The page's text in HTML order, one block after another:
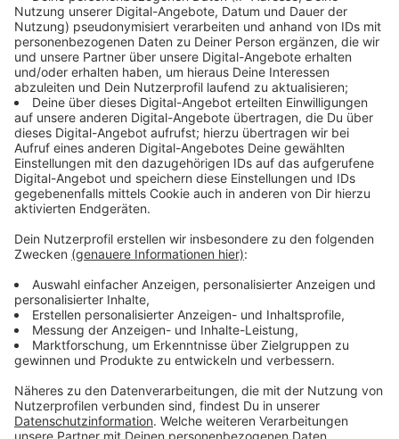
Anzeige
Insgesamt acht Mieter im ehemaligen
Kaufhof-Gebäude
Anzeige
Die Investoren rechnen mit bis zu 13 Millionen Euro
Umbaukosten rund vier mehr als zunächst
geplant.Nach nur einem Jahr Leerstand konnte das
ehemalige Kaufhof-Gebäude wieder mit neuem Leben
gefüllt werden. Ende letzten Jahres war schon das
Café-Bistro Oliv in das Erdgeschoss gezogen. Das
Geschäft New Yorker verdreifacht seine Größe nach
dem Umbau und bekommt einen Teil des
Obergeschosses. Auch H&M bleibt im Gebäude.
Aktuell laufen die Umbauarbeiten auf Hochtouren. Bei
der Eröffnung der Müller-Filiale will Gründer Erwin
Müller sogar persönlich erscheinen.